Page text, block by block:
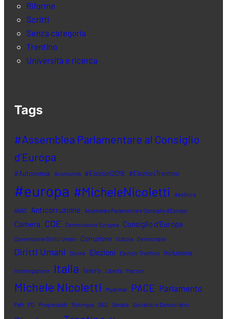
Riforme
Scritti
Senza categoria
Trentino
Università e ricerca
Tags
#Assemblea Parlamentare al Consiglio
d'Europa
#Autonomia #comunità #Elezioni2018 #ElezioniTrentino
#europa #MicheleNicoletti #politica
ANAC Anticorruzione Assemblea Parlamentare Consiglio d'Europa
Camera CDE Commissione Europea Consiglio d'Europa
Convenzione Diritti Umani Corruzione Cultura Democrazia
Diritti Umani Donne Elezioni Elezioni Trentino inclusione
Interrogazione Italia lavoro Libertà Macron
Michele Nicoletti Myanmar PACE Parlamento
Patt PD Progressisti Rohingya S&D Senato Socialisti e Democratici